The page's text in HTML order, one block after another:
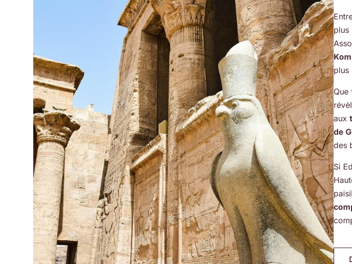
plus
plus
aux
de
des
Si